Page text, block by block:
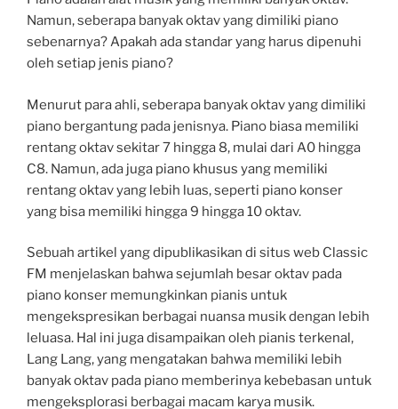
Namun, seberapa banyak oktav yang dimiliki piano
sebenarnya? Apakah ada standar yang harus dipenuhi
oleh setiap jenis piano?
Menurut para ahli, seberapa banyak oktav yang dimiliki
piano bergantung pada jenisnya. Piano biasa memiliki
rentang oktav sekitar 7 hingga 8, mulai dari A0 hingga
C8. Namun, ada juga piano khusus yang memiliki
rentang oktav yang lebih luas, seperti piano konser
yang bisa memiliki hingga 9 hingga 10 oktav.
Sebuah artikel yang dipublikasikan di situs web Classic
FM menjelaskan bahwa sejumlah besar oktav pada
piano konser memungkinkan pianis untuk
mengekspresikan berbagai nuansa musik dengan lebih
leluasa. Hal ini juga disampaikan oleh pianis terkenal,
Lang Lang, yang mengatakan bahwa memiliki lebih
banyak oktav pada piano memberinya kebebasan untuk
mengeksplorasi berbagai macam karya musik.